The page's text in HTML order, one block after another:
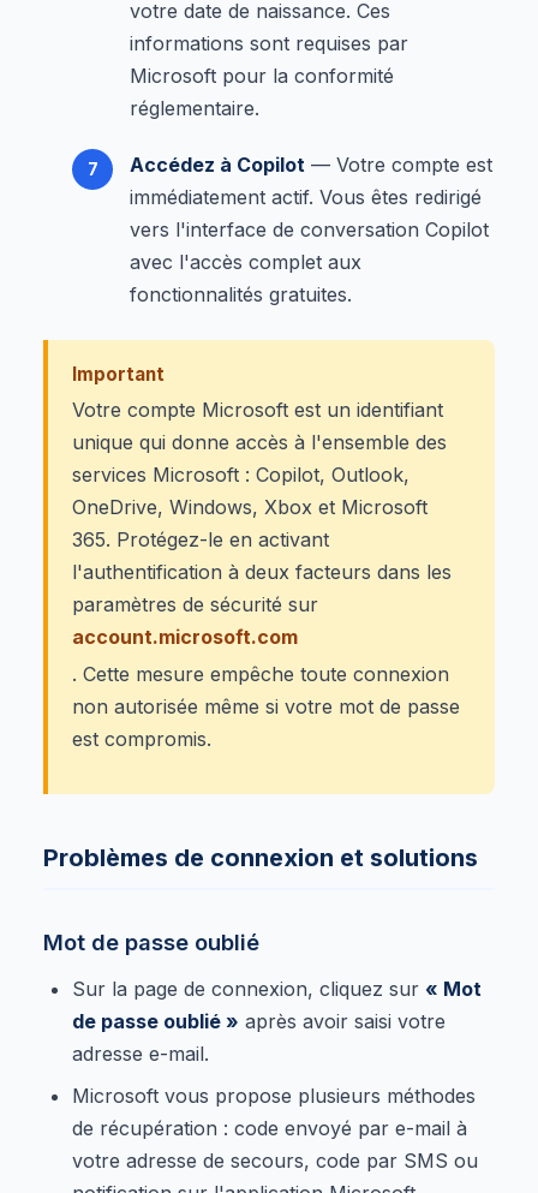
votre date de naissance. Ces
informations sont requises par
Microsoft pour la conformité
réglementaire.
Accédez à Copilot — Votre compte est
immédiatement actif. Vous êtes redirigé
vers l'interface de conversation Copilot
avec l'accès complet aux
fonctionnalités gratuites.
Important
Votre compte Microsoft est un identifiant
unique qui donne accès à l'ensemble des
services Microsoft : Copilot, Outlook,
OneDrive, Windows, Xbox et Microsoft
365. Protégez-le en activant
l'authentification à deux facteurs dans les
paramètres de sécurité sur
account.microsoft.com
. Cette mesure empêche toute connexion
non autorisée même si votre mot de passe
est compromis.
Problèmes de connexion et solutions
Mot de passe oublié
Sur la page de connexion, cliquez sur « Mot
de passe oublié » après avoir saisi votre
adresse e-mail.
Microsoft vous propose plusieurs méthodes
de récupération : code envoyé par e-mail à
votre adresse de secours, code par SMS ou